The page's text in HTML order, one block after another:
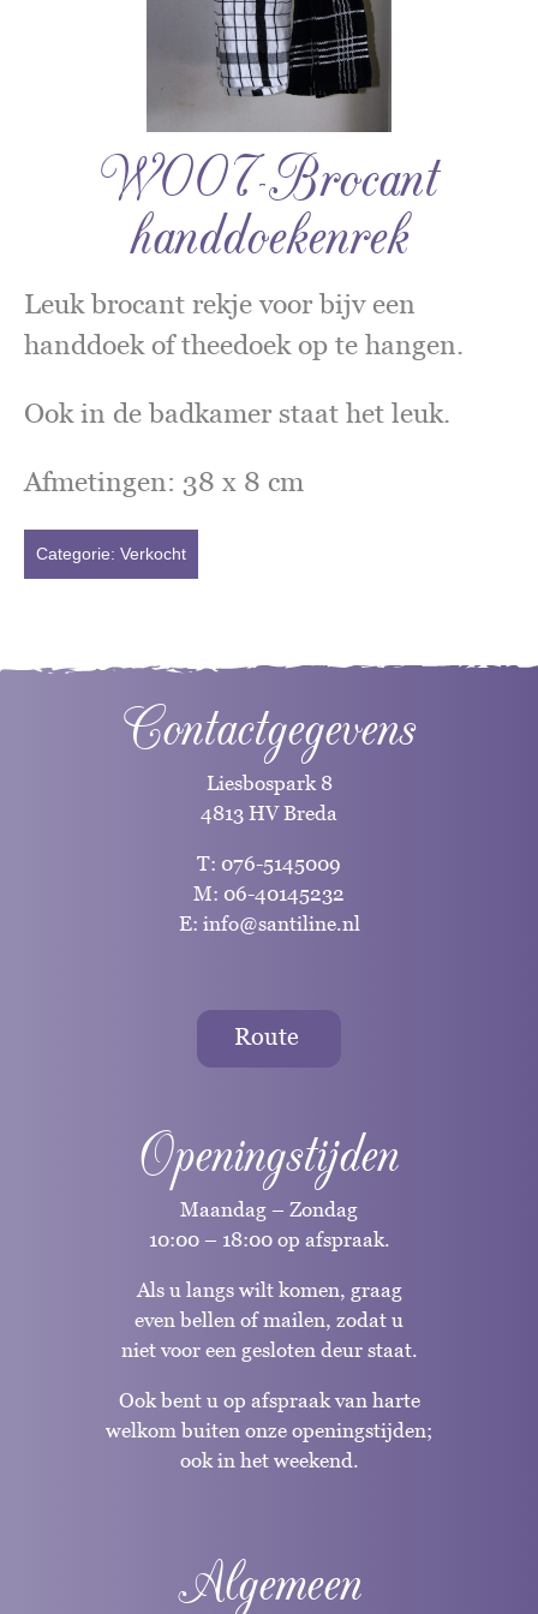
W007-Brocant
handdoekenrek
Leuk brocant rekje voor bijv een
handdoek of theedoek op te hangen.
Ook in de badkamer staat het leuk.
Afmetingen: 38 x 8 cm
Categorie: Verkocht
Contactgegevens
Liesbospark 8
4813 HV Breda
T: 076-5145009
M: 06-40145232
E: info@santiline.nl
Route
Openingstijden
Maandag – Zondag
10:00 – 18:00 op afspraak.
Als u langs wilt komen, graag
even bellen of mailen, zodat u
niet voor een gesloten deur staat.
Ook bent u op afspraak van harte
welkom buiten onze openingstijden;
ook in het weekend.
Algemeen